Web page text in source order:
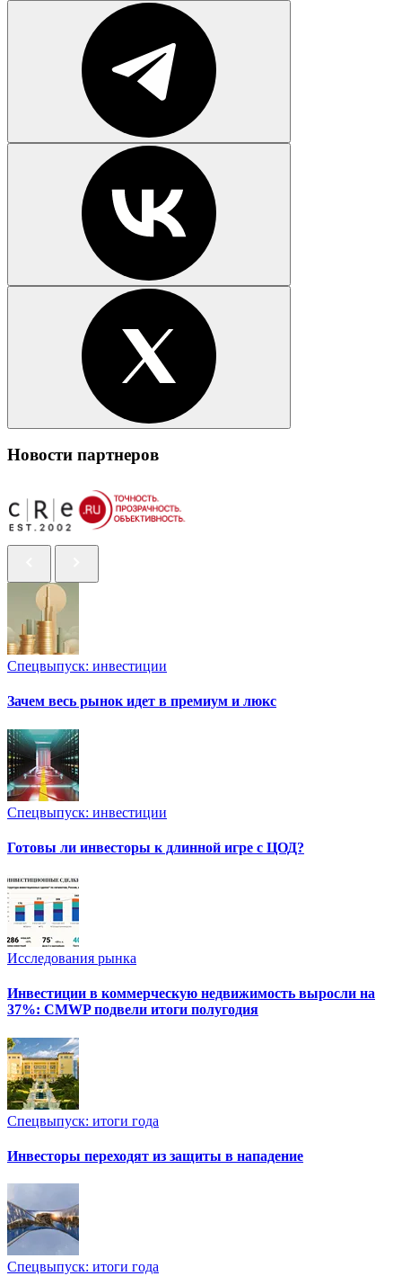
Новости партнеров
Спецвыпуск: инвестиции
Зачем весь рынок идет в премиум и люкс
Спецвыпуск: инвестиции
Готовы ли инвесторы к длинной игре с ЦОД?
Исследования рынка
Инвестиции в коммерческую недвижимость выросли на
37%: CMWP подвели итоги полугодия
Спецвыпуск: итоги года
Инвесторы переходят из защиты в нападение
Спецвыпуск: итоги года